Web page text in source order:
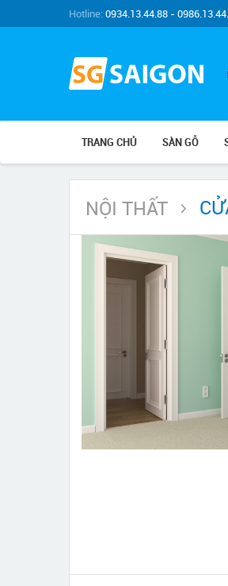
Hotline:0934.13.44.88 -
TRANG CHỦ SÀN GỖ
NỘI THẤT